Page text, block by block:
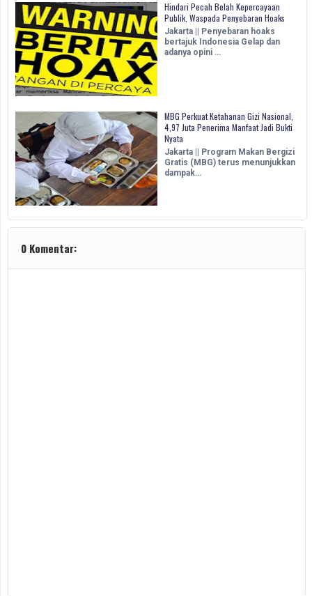
Hindari Pecah Belah Kepercayaan
Publik, Waspada Penyebaran Hoaks
Jakarta || Penyebaran hoaks
bertajuk Indonesia Gelap dan
adanya opini …
MBG Perkuat Ketahanan Gizi Nasional,
4,97 Juta Penerima Manfaat Jadi Bukti
Nyata
Jakarta || Program Makan Bergizi
Gratis (MBG) terus menunjukkan
dampak…
0 Komentar: